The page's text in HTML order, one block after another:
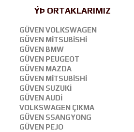
ÝÞ ORTAKLARIMIZ
GÜVEN VOLKSWAGEN
GÜVEN MİTSUBİSHİ
GÜVEN BMW
GÜVEN PEUGEOT
GÜVEN MAZDA
GÜVEN MİTSUBİSHİ
GÜVEN SUZUKİ
GÜVEN AUDİ
VOLKSWAGEN ÇIKMA
GÜVEN SSANGYONG
GÜVEN PEJO